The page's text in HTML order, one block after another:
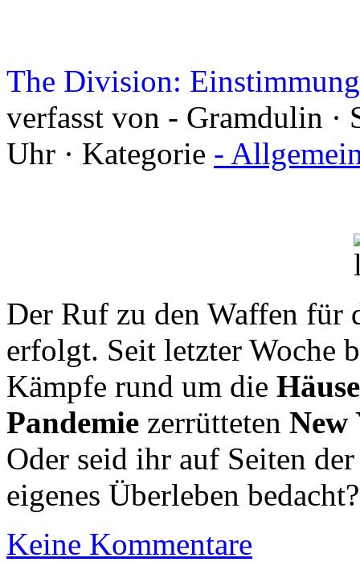
The Division: Einstimmung
verfasst von - Gramdulin ·
Uhr · Kategorie -
Der Ruf zu den Waffen
erfolgt. Seit letzter Woche
Kämpfe rund um die
Pandemie zerrütteten New
Oder seid ihr auf Seiten
eigenes Überleben
Keine Kommentare